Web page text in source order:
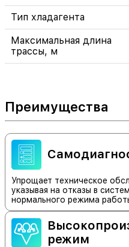
Тип хладагента
Максимальная длина
трассы, м
Преимущества
Упрощает техническое
указывая на отказы в
нормального режима
режим